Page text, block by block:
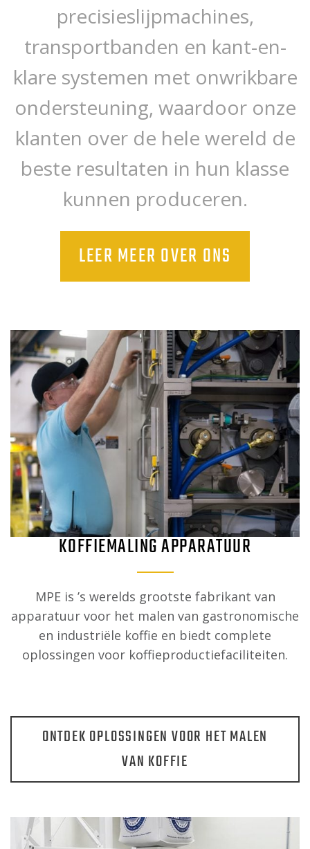
precisieslijpmachines,
transportbanden en kant-en-
klare systemen met onwrikbare
ondersteuning, waardoor onze
klanten over de hele wereld de
beste resultaten in hun klasse
kunnen produceren.
LEER MEER OVER ONS
KOFFIEMALING APPARATUUR
MPE is ’s werelds grootste fabrikant van
apparatuur voor het malen van gastronomische
en industriële koffie en biedt complete
oplossingen voor koffieproductiefaciliteiten.
ONTDEK OPLOSSINGEN VOOR HET MALEN
VAN KOFFIE